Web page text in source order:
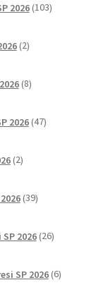
2026 103izdelki
2izdelka
8izdelkov
2026 47izdelkov
2izdelka
39izdelkov
2026 26izdelkov
SP 2026 6izdelkov